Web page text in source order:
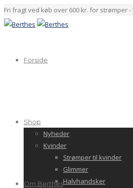
Fri fragt ved køb over 600 kr. for
Forside
Shop
Nyheder
Kvinder
Strømper til kvinder
Glimmer
Halvhandsker
Om Berthes